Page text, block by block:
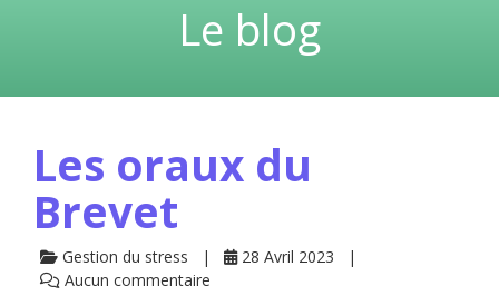
Le blog
Les oraux du
Brevet
Gestion du stress
28 Avril 2023
Aucun commentaire